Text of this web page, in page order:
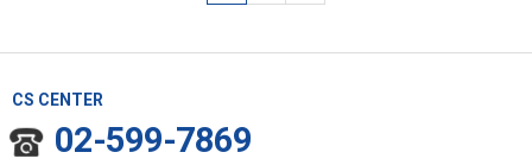
CS CENTER
02-599-7869